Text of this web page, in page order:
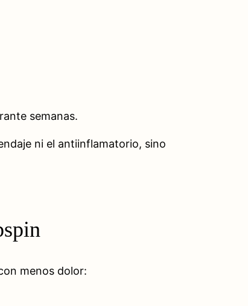
semanas.
ni el antiinflamatorio, sino
menos dolor: